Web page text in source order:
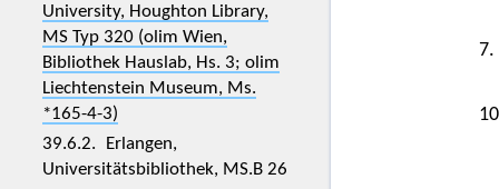
University, Houghton Library,
MS Typ 320 (olim Wien,
Bibliothek Hauslab, Hs. 3; olim
Liechtenstein Museum, Ms.
*165-4-3)
39.6.2. Erlangen,
Universitätsbibliothek, MS.B 26
7.